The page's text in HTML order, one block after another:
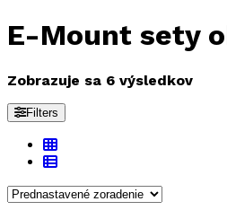
E-Mount sety
Zobrazuje sa 6 výsledkov
Filters